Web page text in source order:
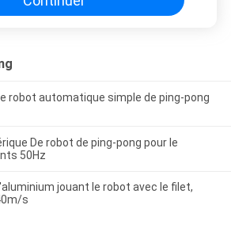
robot automatique simple de ping-pong
De robot de ping-pong pour le
50Hz
jouant le robot avec le filet,
s